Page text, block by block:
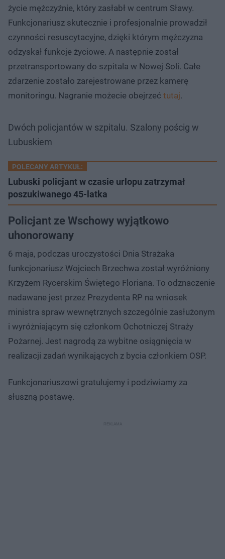
życie mężczyźnie, który zasłabł w centrum Sławy.
Funkcjonariusz skutecznie i profesjonalnie prowadził
czynności resuscytacyjne, dzięki którym mężczyzna
odzyskał funkcje życiowe. A następnie został
przetransportowany do szpitala w Nowej Soli. Całe
zdarzenie zostało zarejestrowane przez kamerę
monitoringu. Nagranie możecie obejrzeć tutaj.
Dwóch policjantów w szpitalu. Szalony pościg w
Lubuskiem
POLECANY ARTYKUŁ:
Lubuski policjant w czasie urlopu zatrzymał
poszukiwanego 45-latka
Policjant ze Wschowy wyjątkowo
uhonorowany
6 maja, podczas uroczystości Dnia Strażaka
funkcjonariusz Wojciech Brzechwa został wyróżniony
Krzyżem Rycerskim Świętego Floriana. To odznaczenie
nadawane jest przez Prezydenta RP na wniosek
ministra spraw wewnętrznych szczególnie zasłużonym
i wyróżniającym się członkom Ochotniczej Straży
Pożarnej. Jest nagrodą za wybitne osiągnięcia w
realizacji zadań wynikających z bycia członkiem OSP.
Funkcjonariuszowi gratulujemy i podziwiamy za
słuszną postawę.